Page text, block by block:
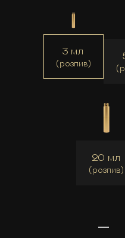
3 мл
(розпив)
20 мл
(розпив)